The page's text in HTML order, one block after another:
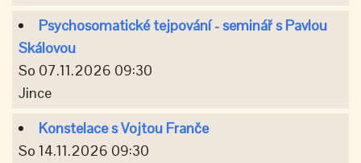
Psychosomatické tejpování - seminář s Pavlou
Skálovou
So 07.11.2026 09:30
Jince
Konstelace s Vojtou Franče
So 14.11.2026 09:30